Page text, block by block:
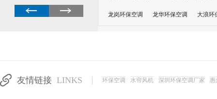
龙岗环保空调 龙华环保空调 大浪环
友情链接 LINKS 环保空调 水帘风机 深圳环保空调厂家 惠